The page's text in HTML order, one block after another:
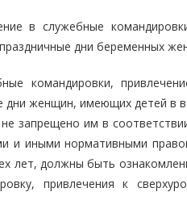
в служебные
дни беременных
командировки,
дни женщин, имеющих детей в
запрещено им в
и иными нормативными
лет, должны быть
привлечения к